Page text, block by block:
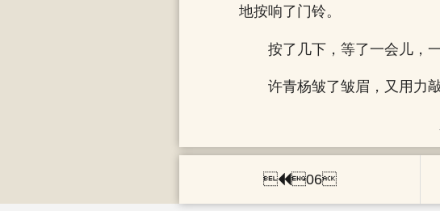
地按响了门铃。
按了几下，等了一会儿，
许青杨皱了皱眉，又用力
 06